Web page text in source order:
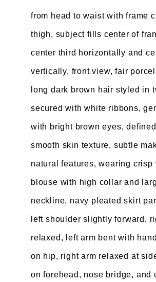
from head to waist with frame
thigh, subject fills center of
center third horizontally and
vertically, front view, fair
long dark brown hair styled in
secured with white ribbons,
with bright brown eyes,
smooth skin texture, subtle
natural features, wearing crisp
blouse with high collar and
neckline, navy pleated skirt
left shoulder slightly forward,
relaxed, left arm bent with
on hip, right arm relaxed at
on forehead, nose bridge, and